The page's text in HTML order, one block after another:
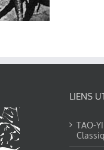
LIENS
TAO-